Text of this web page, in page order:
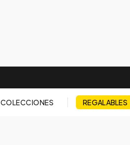
COLECCIONES REGALABLES